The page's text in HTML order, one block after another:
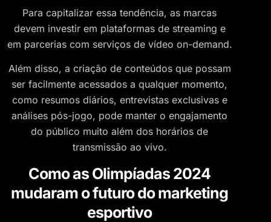
Para capitalizar essa tendência, as marcas
devem investir em plataformas de streaming e
em parcerias com serviços de vídeo on-demand.
Além disso, a criação de conteúdos que possam
ser facilmente acessados a qualquer momento,
como resumos diários, entrevistas exclusivas e
análises pós-jogo, pode manter o engajamento
do público muito além dos horários de
transmissão ao vivo.
Como as Olimpíadas 2024
mudaram o futuro do marketing
esportivo